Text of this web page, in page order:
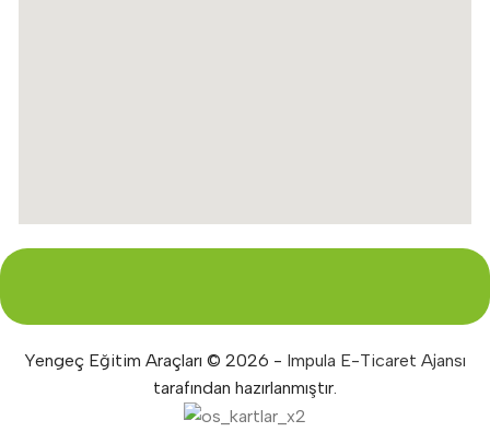
Yengeç Eğitim Araçları © 2026 - Impula E-Ticaret Ajansı
tarafından hazırlanmıştır.